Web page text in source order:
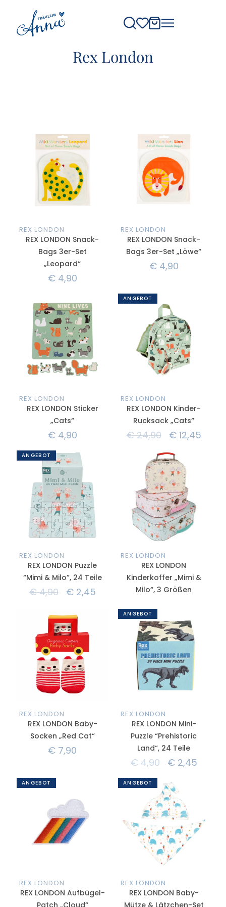
Rex London
REX LONDON
REX LONDON Snack-
Bags 3er-Set
„Leopard“
€4,90
REX LONDON
REX LONDON Snack-
Bags 3er-Set „Löwe“
€4,90
REX LONDON
REX LONDON Sticker
„Cats“
€4,90
ANGEBOT
REX LONDON
REX LONDON Kinder-
Rucksack „Cats“
€24,90 €12,45
ANGEBOT
REX LONDON
REX LONDON Puzzle
“Mimi & Milo”, 24 Teile
€4,90 €2,45
REX LONDON
REX LONDON
Kinderkoffer „Mimi &
Milo“, 3 Größen
REX LONDON
REX LONDON Baby-
Socken „Red Cat“
€ 7,90
ANGEBOT
REX LONDON
REX LONDON Mini-
Puzzle “Prehistoric
Land“, 24 Teile
€4,90 €2,45
ANGEBOT
REX LONDON
REX LONDON Aufbügel-
Patch „Cloud“
ANGEBOT
REX LONDON
REX LONDON Baby-
Mütze & Lätzchen-Set